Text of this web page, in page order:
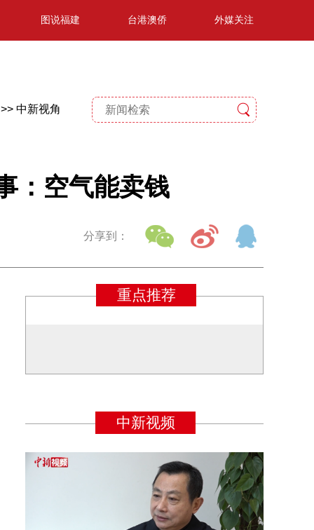
图说福建 台港澳侨 外媒关注
中新视角
：空气能卖钱
分享到：